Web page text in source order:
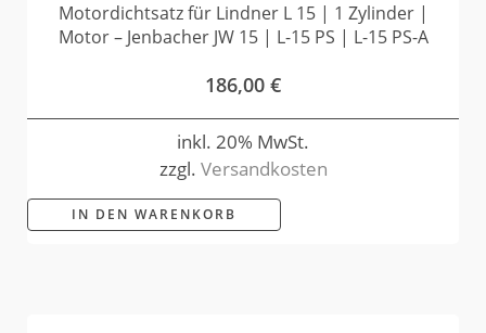
Motordichtsatz für Lindner L 15 | 1 Zylinder |
Motor – Jenbacher JW 15 | L-15 PS | L-15 PS-A
186,00 €
inkl. 20% MwSt.
zzgl. Versandkosten
IN DEN WARENKORB